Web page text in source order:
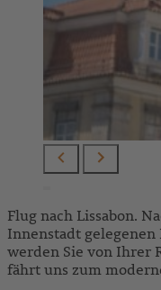
Flug nach Lissabon.
Innenstadt
werden Sie von Ihrer
fährt uns zum